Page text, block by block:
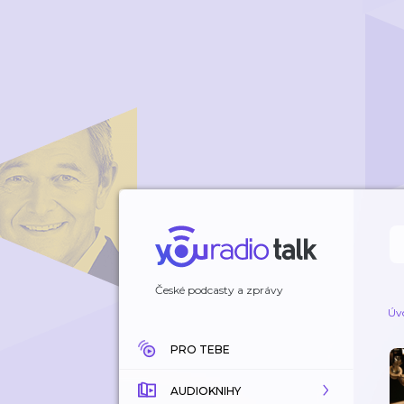
České podcasty a zprávy
PRO TEBE
AUDIOKNIHY